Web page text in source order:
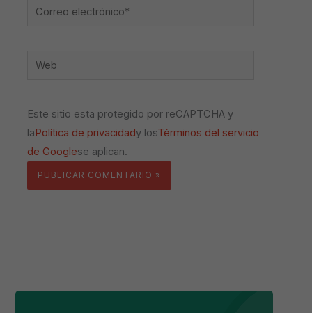
Correo
Web
Este sitio esta protegido por reCAPTCHA y
laPolítica de privacidady losTérminos del servicio
de Googlese aplican.